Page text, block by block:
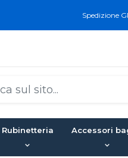
Spedizione
Rubinetteria Accessori